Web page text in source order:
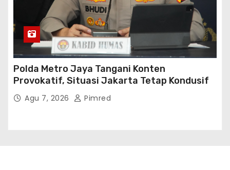
Polda Metro Jaya Tangani Konten
Provokatif, Situasi Jakarta Tetap Kondusif
Agu 7, 2026 Pimred